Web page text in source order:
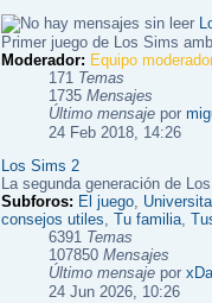
Primer juego de Los Sims
Moderador: Equipo
171 Temas
1735Mensajes
Último mensaje por
24 Feb 2018, 14:26
Los Sims 2
La segunda generación de
Subforos: El juego,
consejos utiles,Tu familia,
6391 Temas
107850Mensajes
Último mensaje por
24 Jun 2026, 10:26